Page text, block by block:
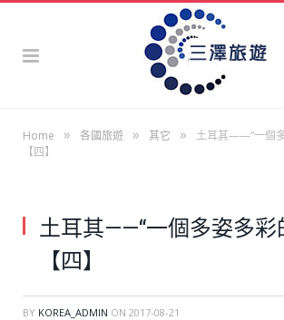
Home » 各國旅遊 » 其它 »
土耳其——“一個
【四】
土耳其——“一個多姿多彩
【四】
BY KOREA_ADMIN ON 2017-08-21